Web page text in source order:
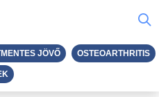
JÖVŐ OSTEOARTHRITIS